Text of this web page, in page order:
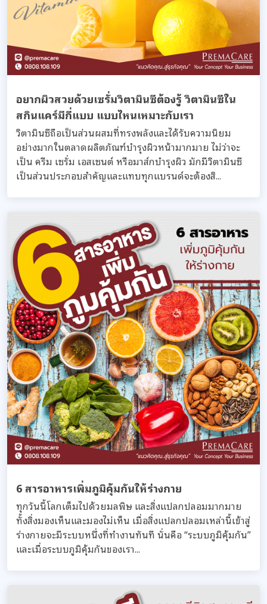
อยากผิวสวยด้วยเซรั่มวิตามินซีต้องรู้ วิตามินซีใน
สกินแคร์มีกี่แบบ แบบไหนเหมาะกับเรา
วิตามินซีถือเป็นส่วนผสมที่ทรงพลังและได้รับความนิยม
อย่างมากในตลาดผลิตภัณฑ์บำรุงผิวหน้ามากมาย ไม่ว่าจะ
เป็น ครีม เซรั่ม เอสเซนต์ หรือมาส์กบำรุงผิว มักมีวิตามินซี
เป็นส่วนประกอบสำคัญและแทบทุกแบรนด์จะต้องสิ...
6 สารอาหารเพิ่มภูมิคุ้มกันให้ร่างกาย
ทุกวันนี้โลกเต็มไปด้วยมลพิษ และสิ่งแปลกปลอมมากมาย
ทั้งสิ่งมองเห็นและมองไม่เห็น เมื่อสิ่งแปลกปลอมเหล่านี้เข้าสู่
ร่างกายจะมีระบบหนึ่งที่ทำงานทันที นั่นคือ “ระบบภูมิคุ้มกัน”
และเมื่อระบบภูมิคุ้มกันของเรา...